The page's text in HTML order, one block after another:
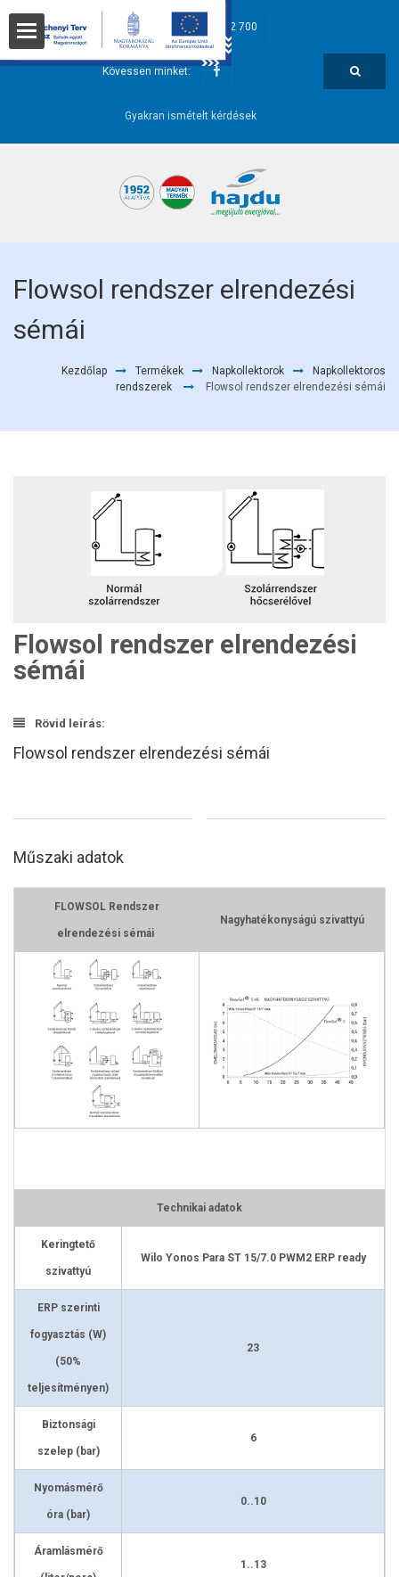
hajdu@hajdurt.hu +36 52 582 700
Kövessen minket:
Gyakran ismételt kérdések
Flowsol rendszer elrendezési
sémái
Kezdőlap Termékek Napkollektorok
Napkollektoros
rendszerek
Flowsol rendszer elrendezési sémái
Flowsol rendszer elrendezési
sémái
Rövid leírás:
Flowsol rendszer elrendezési sémái
Műszaki adatok
FLOWSOL Rendszer
elrendezési sémái
Nagyhatékonyságú szivattyú
Technikai adatok
Keringtető
szivattyú
Wilo Yonos Para ST 15/7.0 PWM2 ERP ready
ERP szerinti
fogyasztás (W)
(50%
teljesítményen)
23
Biztonsági
szelep (bar)
6
Nyomásmérő
óra (bar)
0..10
Áramlásmérő
1..13